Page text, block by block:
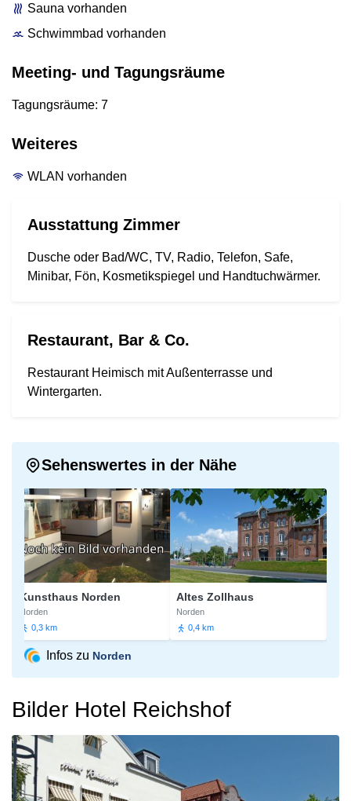
Sauna vorhanden
Schwimmbad vorhanden
Meeting- und Tagungsräume
Tagungsräume: 7
Weiteres
WLAN vorhanden
Ausstattung Zimmer
Dusche oder Bad/WC, TV, Radio, Telefon, Safe,
Minibar, Fön, Kosmetikspiegel und Handtuchwärmer.
Restaurant, Bar & Co.
Restaurant Heimisch mit Außenterrasse und
Wintergarten.
Sehenswertes in der Nähe
Kunsthaus Norden
Norden
0,3 km
Altes Zollhaus
Norden
0,4 km
Infos zu Norden
Bilder Hotel Reichshof